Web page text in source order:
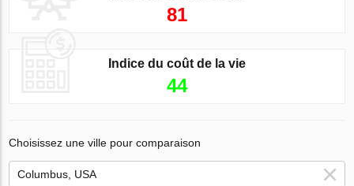
81
Indice du coût de la vie
44
Choisissez une ville pour comparaison